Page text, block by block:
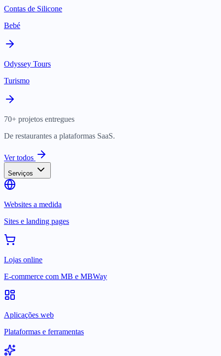
Contas de Silicone
Bebé
Odyssey Tours
Turismo
70+ projetos entregues
De restaurantes a plataformas SaaS.
Ver todos
Serviços
Websites a medida
Sites e landing pages
Lojas online
E-commerce com MB e MBWay
Aplicações web
Plataformas e ferramentas